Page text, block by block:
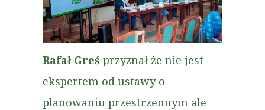
Rafał Greś przyznał że nie jest
ekspertem od ustawy o
planowaniu przestrzennym ale